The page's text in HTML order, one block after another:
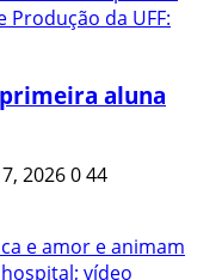
aluna
2026044